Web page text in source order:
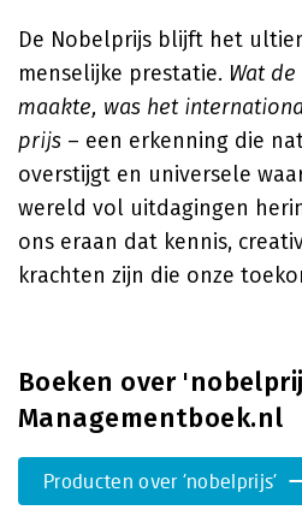
De Nobelprijs blijft het
menselijke prestatie. Wat
maakte, was het
prijs – een erkenning die
overstijgt en universele
wereld vol uitdagingen
ons eraan dat kennis,
krachten zijn die onze
Boeken over
Managementboek.nl
Producten over 'nobelprijs'